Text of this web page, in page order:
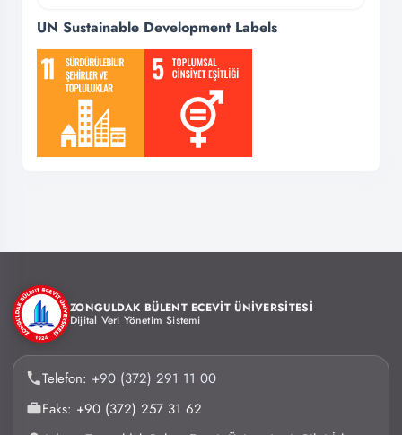
UN Sustainable Development Labels
ZONGULDAK BÜLENT ECEVİT ÜNİVERSİTESİ
Dijital Veri Yönetim Sistemi
Telefon: +90 (372) 291 11 00
Faks: +90 (372) 257 31 62